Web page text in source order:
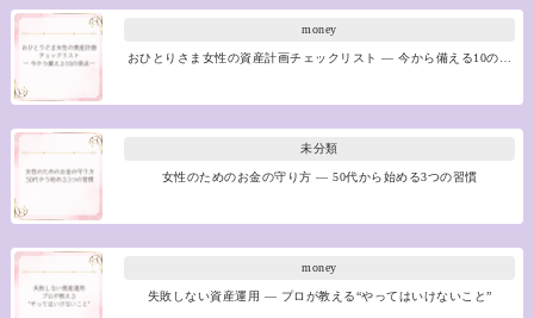
money
おひとりさま女性の資産計画チェックリスト ― 今から備える10の…
未分類
女性のためのお金の守り方 ― 50代から始める3つの習慣
money
失敗しない資産運用 ― プロが教える“やってはいけないこと”